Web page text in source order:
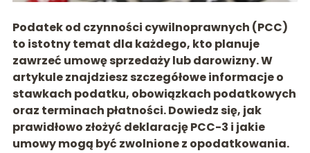
Podatek od czynności cywilnoprawnych (PCC)
to istotny temat dla każdego, kto planuje
zawrzeć umowę sprzedaży lub darowizny. W
artykule znajdziesz szczegółowe informacje o
stawkach podatku, obowiązkach podatkowych
oraz terminach płatności. Dowiedz się, jak
prawidłowo złożyć deklarację PCC-3 i jakie
umowy mogą być zwolnione z opodatkowania.